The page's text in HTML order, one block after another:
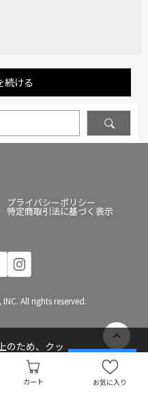
カート お気に入り
続ける
プライバシーポリシー
特定商取引法に基づく表示
All rights reserved.
のため、クッ
承諾する